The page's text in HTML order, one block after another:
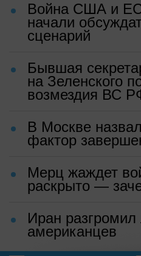
Война США и
начали
сценарий
Бывшая
на Зеленского
возмездия ВС
В Москве
фактор
Мерц жаждет
раскрыто —
Иран разгромил
американцев